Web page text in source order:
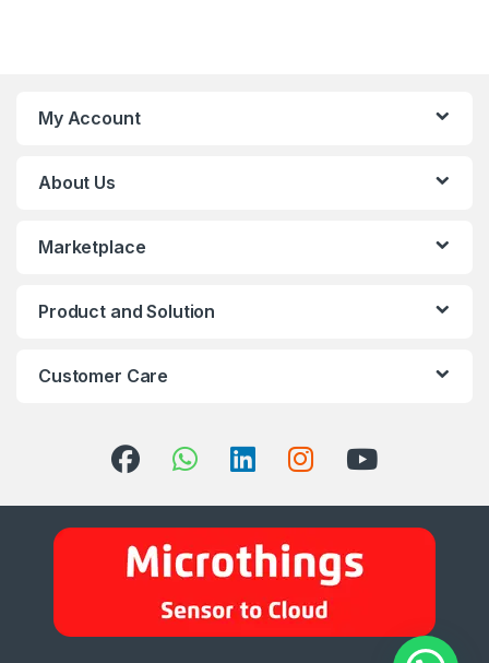
My Account
About Us
Marketplace
Product and Solution
Customer Care